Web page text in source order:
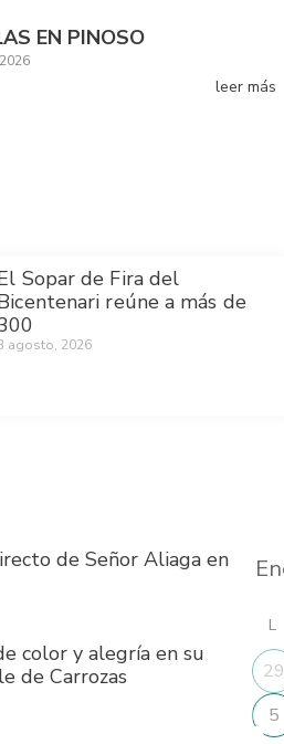
EN PINOSO
leer más
Sopar de Fira del
reúne a más de
agosto, 2026
de Señor Aliaga en
color y alegría en su
de Carrozas
L
29
5